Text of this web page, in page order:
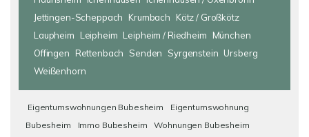
Jettingen-Scheppach
Krumbach
Kötz / Großkötz
Laupheim
Leipheim Leipheim / Riedheim
München
Offingen
Rettenbach Senden Syrgenstein Ursberg
Weißenhorn
Eigentumswohnungen Bubesheim
Eigentumswohnung
Bubesheim
Immo Bubesheim
Wohnungen Bubesheim